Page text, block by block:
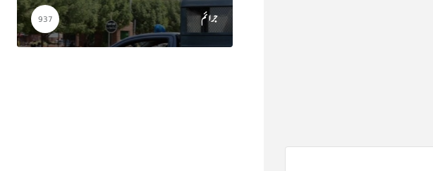
جرائم 937